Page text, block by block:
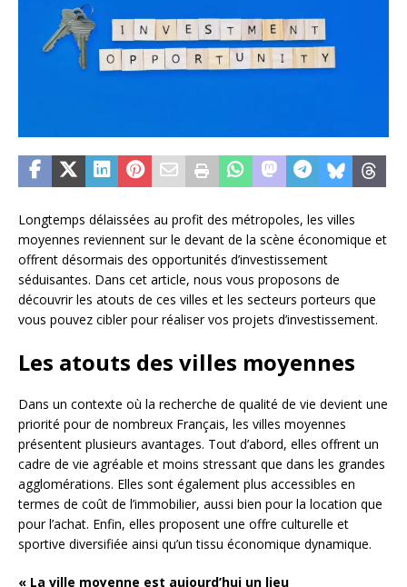
Longtemps délaissées au profit des métropoles, les villes
moyennes reviennent sur le devant de la scène économique et
offrent désormais des opportunités d’investissement
séduisantes. Dans cet article, nous vous proposons de
découvrir les atouts de ces villes et les secteurs porteurs que
vous pouvez cibler pour réaliser vos projets d’investissement.
Les atouts des villes moyennes
Dans un contexte où la recherche de qualité de vie devient une
priorité pour de nombreux Français, les villes moyennes
présentent plusieurs avantages. Tout d’abord, elles offrent un
cadre de vie agréable et moins stressant que dans les grandes
agglomérations. Elles sont également plus accessibles en
termes de coût de l’immobilier, aussi bien pour la location que
pour l’achat. Enfin, elles proposent une offre culturelle et
sportive diversifiée ainsi qu’un tissu économique dynamique.
« La ville moyenne est aujourd’hui un lieu